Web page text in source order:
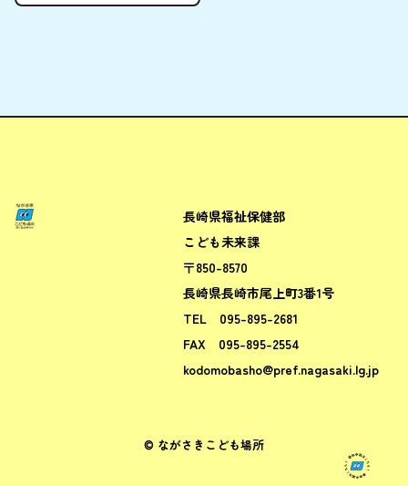
ながさきこども場所ポータルサ
長崎県福祉保健部
こども未来課
〒850-8570
長崎県長崎市尾上町3番1号
TEL 095-895-2681
FAX 095-895-2554
kodomobasho@pref.nagasaki.lg.jp
© ながさきこども場所